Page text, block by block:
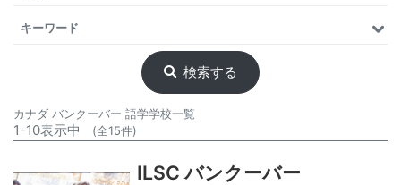
キーワード
検索する
カナダ バンクーバー 語学学校一覧
1-10表示中 (全15件)
ILSC バンクーバー